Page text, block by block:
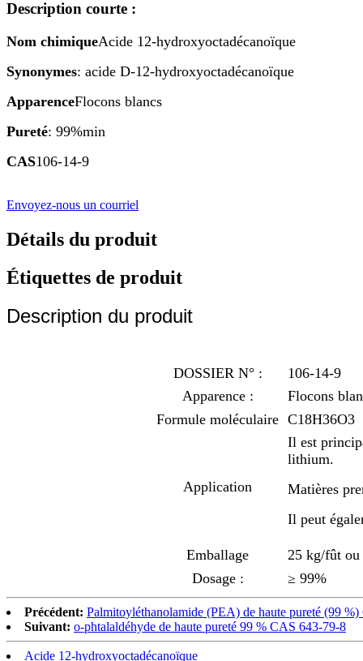
Description courte :
Nom chimiqueAcide 12-hydroxyoctadécanoïque
Synonymes: acide D-12-hydroxyoctadécanoïque
ApparenceFlocons blancs
Pureté: 99%min
CAS106-14-9
Envoyez-nous un courriel
Détails du produit
Étiquettes de produit
Description du produit
DOSSIER N° :
106-14-9
Apparence :
Flocons
Formule moléculaire C18H36O3
Application
Il est
lithium.
Matières
Il peut
Emballage
25 kg/fût ou
Dosage :
≥ 99%
Précédent: Palmitoyléthanolamide (PEA) de haute pureté (99
Suivant: o-phtalaldéhyde de haute pureté 99 % CAS 643-79-8
Acide 12-hydroxyoctadécanoïque